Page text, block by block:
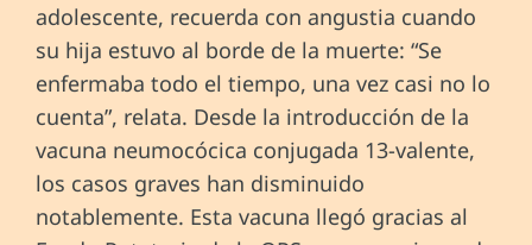
adolescente, recuerda con angustia cuando
su hija estuvo al borde de la muerte: “Se
enfermaba todo el tiempo, una vez casi no lo
cuenta”, relata. Desde la introducción de la
vacuna neumocócica conjugada 13-valente,
los casos graves han disminuido
notablemente. Esta vacuna llegó gracias al